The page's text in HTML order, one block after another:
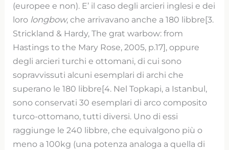
(europee e non). E’ il caso degli arcieri inglesi e dei
loro longbow, che arrivavano anche a 180 libbre[3.
Strickland & Hardy, The grat warbow: from
Hastings to the Mary Rose, 2005, p.17], oppure
degli arcieri turchi e ottomani, di cui sono
sopravvissuti alcuni esemplari di archi che
superano le 180 libbre[4. Nel Topkapi, a Istanbul,
sono conservati 30 esemplari di arco composito
turco-ottomano, tutti diversi. Uno di essi
raggiunge le 240 libbre, che equivalgono più o
meno a 100kg (una potenza analoga a quella di